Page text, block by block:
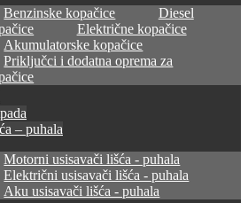
Benzinske kopačice
Diesel
Električne kopačice
Akumulatorske kopačice
Priključci i dodatna oprema za
– puhala
Motorni usisavači lišća - puhala
Električni usisavači lišća - puhala
Aku usisavači lišća - puhala